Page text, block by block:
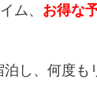
ム、 お得な
し、何度も